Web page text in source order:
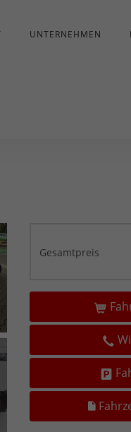
UNTERNEHMEN
Gesamtpreis